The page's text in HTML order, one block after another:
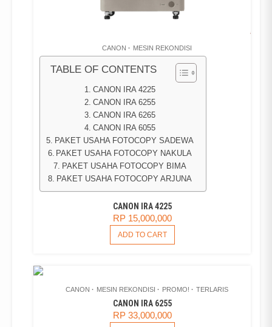
CANON MESIN REKONDISI
TABLE OF CONTENTS
CANON IRA 4225
CANON IRA 6255
CANON IRA 6265
CANON IRA 6055
PAKET USAHA FOTOCOPY SADEWA
PAKET USAHA FOTOCOPY NAKULA
PAKET USAHA FOTOCOPY BIMA
PAKET USAHA FOTOCOPY ARJUNA
CANON IRA 4225
RP15,000,000
ADD TO CART
CANON MESIN REKONDISI PROMO! TERLARIS
CANON IRA 6255
RP33,000,000